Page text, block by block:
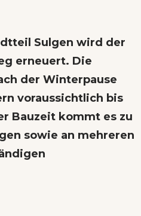
Sulgen wird der
erneuert. Die
der Winterpause
voraussichtlich bis
Bauzeit kommt es zu
sowie an mehreren